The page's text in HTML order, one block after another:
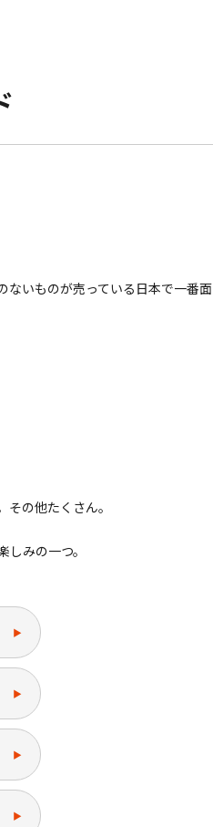
ないものが売っている日本で一番面
の他たくさん。
みの一つ。